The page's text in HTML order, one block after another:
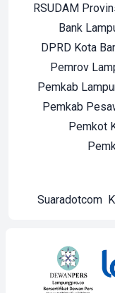
RSUDAM
Bank
DPRD Kota
Pemrov
Pemkab
Pemkab
Pemkot
Suaradotcom